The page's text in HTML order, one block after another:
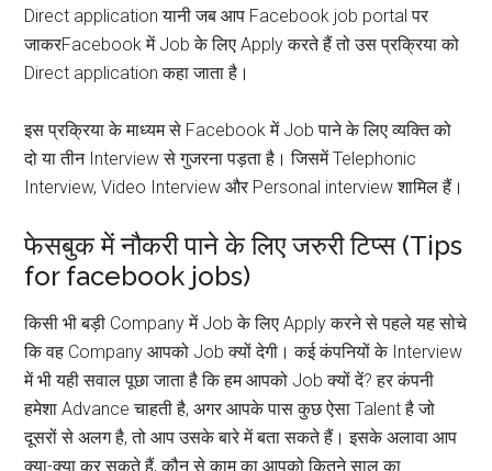
Direct application यानी जब आप Facebook job portal पर
जाकरFacebook में Job के लिए Apply करते हैं तो उस प्रक्रिया को
Direct application कहा जाता है।
इस प्रक्रिया के माध्यम से Facebook में Job पाने के लिए व्यक्ति को
दो या तीन Interview से गुजरना पड़ता है। जिसमें Telephonic
Interview, Video Interview और Personal interview शामिल हैं।
फेसबुक में नौकरी पाने के लिए जरुरी टिप्स (Tips
for facebook jobs)
किसी भी बड़ी Company में Job के लिए Apply करने से पहले यह सोचे
कि वह Company आपको Job क्यों देगी। कई कंपनियों के Interview
में भी यही सवाल पूछा जाता है कि हम आपको Job क्यों दें? हर कंपनी
हमेशा Advance चाहती है, अगर आपके पास कुछ ऐसा Talent है जो
दूसरों से अलग है, तो आप उसके बारे में बता सकते हैं। इसके अलावा आप
क्या-क्या कर सकते हैं, कौन से काम का आपको कितने साल का